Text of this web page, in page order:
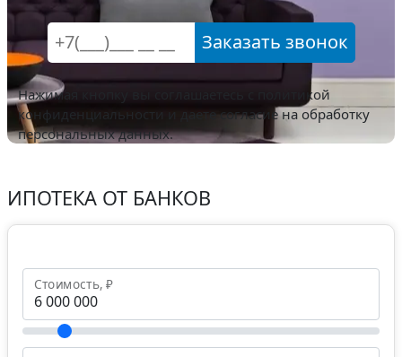
Заказать звонок
Нажимая кнопку вы соглашаетесь с
политикой
конфиденциальности и даете согласие на обработку
персональных данных.
ИПОТЕКА ОТ БАНКОВ
Стоимость, ₽